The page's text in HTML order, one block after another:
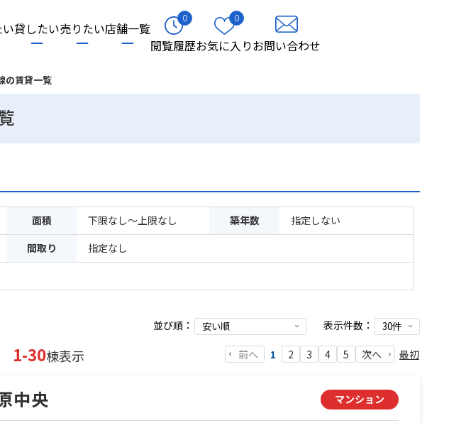
貸したい売りたい店舗一覧
0
閲覧履歴
0
お気に入りお問い合わせ
の賃貸一覧
面積 下限なし～上限なし 築年数
指定しない
間取り
指定なし
並び順： 表示件数：
1-30棟表示 前へ 1 2 3 4 5 次へ 最初
中央 マンション